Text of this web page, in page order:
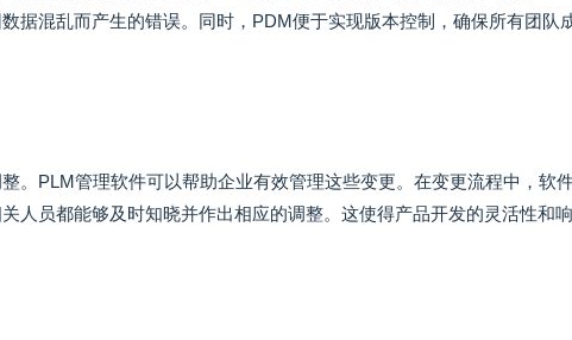
据混乱而产生的错误。同时，PDM便于实现版本控制，确保所有团队
。PLM管理软件可以帮助企业有效管理这些变更。在变更流程中，软
人员都能够及时知晓并作出相应的调整。这使得产品开发的灵活性和